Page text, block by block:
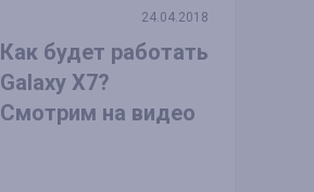
24.04.2018
Как будет работать
Galaxy X7?
Смотрим на видео